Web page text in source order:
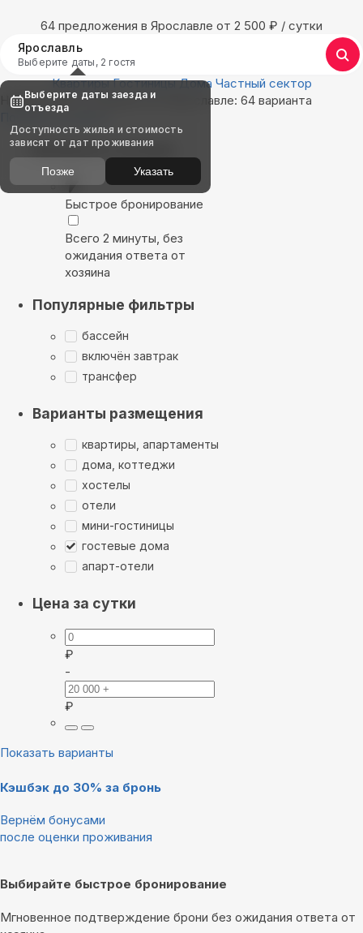
64 предложения в Ярославле oт 2 500 ₽ / сутки
Ярославль
Выберите даты, 2 гостя
Квартиры Гостиницы Дома Частный сектор
Найдём, где остановиться в Ярославле: 64 варианта
Показать на карте
Выбирайте лучшее
Быстрое бронирование
Всего 2 минуты, без
ожидания ответа от
хозяина
Популярные фильтры
бассейн
включён завтрак
трансфер
Варианты размещения
квартиры, апартаменты
дома, коттеджи
хостелы
отели
мини-гостиницы
гостевые дома
апарт-отели
Цена за сутки
₽
-
₽
Показать варианты
Кэшбэк до 30% за бронь
Вернём бонусами
после оценки проживания
Выбирайте быстрое бронирование
Мгновенное подтверждение брони без ожидания ответа от
Выберите даты заезда и
отъезда
Доступность жилья и стоимость
зависят от дат проживания
Позже Указать